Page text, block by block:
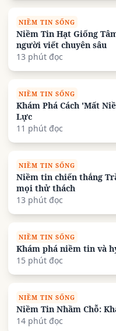
NIỀM TIN SỐNG
Niềm Tin Hạt Giống
người viết chuyên sâu
13 phút đọc
NIỀM TIN SỐNG
Khám Phá Cách 'Mất
Lực
11 phút đọc
NIỀM TIN SỐNG
Niềm tin chiến thắng
mọi thử thách
13 phút đọc
NIỀM TIN SỐNG
Khám phá niềm tin và
15 phút đọc
NIỀM TIN SỐNG
Niềm Tin Nhầm Chỗ:
14 phút đọc